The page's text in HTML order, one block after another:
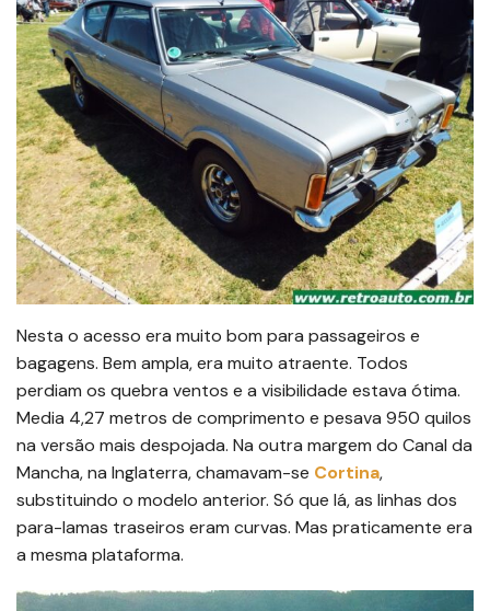
Nesta o acesso era muito bom para passageiros e
bagagens. Bem ampla, era muito atraente. Todos
perdiam os quebra ventos e a visibilidade estava ótima.
Media 4,27 metros de comprimento e pesava 950 quilos
na versão mais despojada. Na outra margem do Canal da
Mancha, na Inglaterra, chamavam-se Cortina,
substituindo o modelo anterior. Só que lá, as linhas dos
para-lamas traseiros eram curvas. Mas praticamente era
a mesma plataforma.